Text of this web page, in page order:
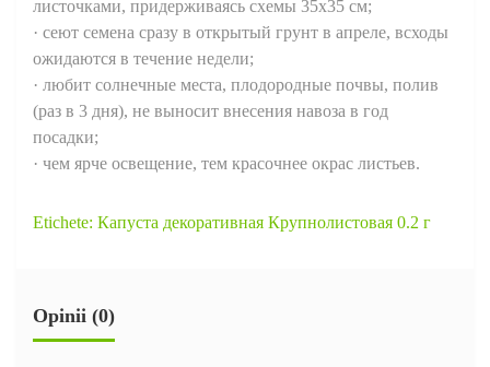
листочками, придерживаясь схемы 35х35 см;
· сеют семена сразу в открытый грунт в апреле, всходы
ожидаются в течение недели;
· любит солнечные места, плодородные почвы, полив
(раз в 3 дня), не выносит внесения навоза в год
посадки;
· чем ярче освещение, тем красочнее окрас листьев.
Etichete: Капуста декоративная Крупнолистовая 0.2 г
Opinii (0)